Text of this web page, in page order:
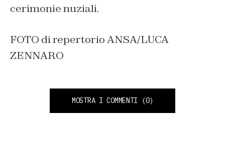
cerimonie nuziali.
FOTO di repertorio ANSA/LUCA
ZENNARO
MOSTRA I COMMENTI (0)